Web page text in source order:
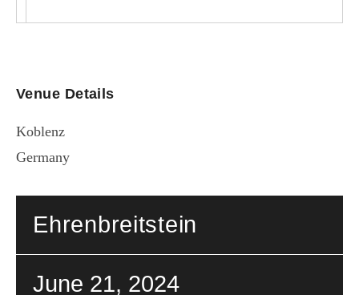
Venue Details
Koblenz
Germany
Ehrenbreitstein
June 21, 2024